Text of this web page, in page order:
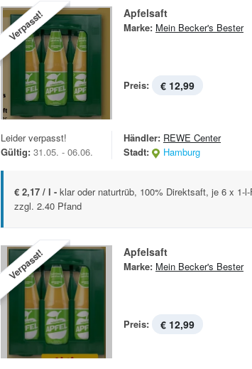
Verpasst! Apfelsaft
Marke: Mein Becker's Bester
Preis: € 12,99
Leider verpasst!
Gültig: 31.05. - 06.06.
Händler: REWE Center
Stadt:
Hamburg
€ 2,17 / l - klar oder naturtrüb, 100% Direktsaft, je 6 x 1-
zzgl. 2.40 Pfand
Verpasst! Apfelsaft
Marke: Mein Becker's Bester
Preis: € 12,99